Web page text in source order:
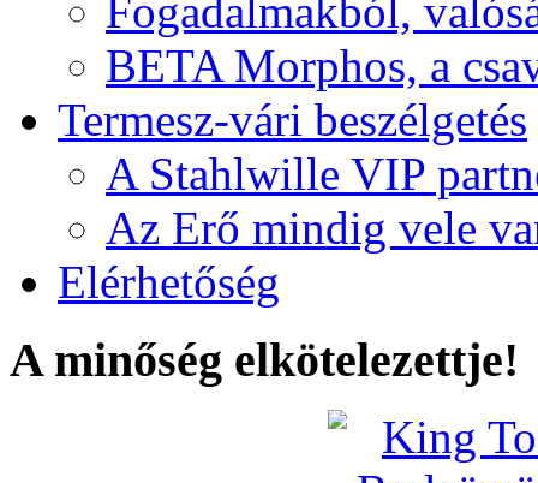
Fogadalmakból,
BETA Morphos, a
Termesz-vári beszélgetés
A Stahlwille VIP
Az Erő mindig vele
Elérhetőség
A minőség elkötelezettje!